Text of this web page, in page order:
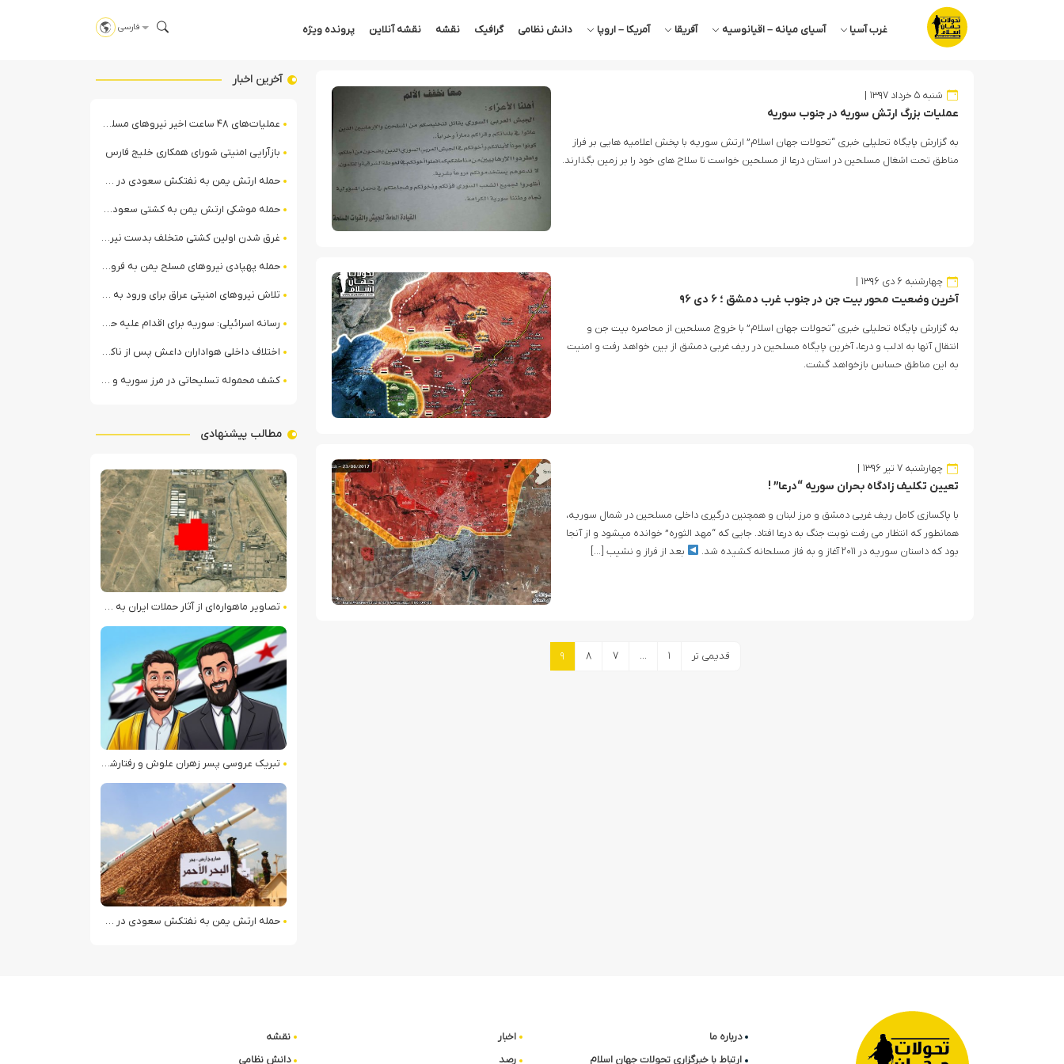
غرب آسیا آسیای میانه – اقیانوسیه آفریقا آمریکا – اروپا دانش نظامی گرافیک نقشه نقشه آنلاین پرونده ویژه فارسی
شنبه ۵ خرداد ۱۳۹۷
عملیات بزرگ ارتش سوریه در جنوب سوریه
به گزارش پایگاه تحلیلی خبری “تحولات جهان اسلام” ارتش سوریه با پخش اعلامیه هایی بر فراز
مناطق تحت اشغال مسلحین در استان درعا از مسلحین خواست تا سلاح های خود را بر زمین بگذارند.
چهارشنبه ۶ دی ۱۳۹۶
آخرین وضعیت محور بیت جن در جنوب غرب دمشق ؛ ۶ دی ۹۶
به گزارش پایگاه تحلیلی خبری “تحولات جهان اسلام” با خروج مسلحین از محاصره بیت جن و
انتقال آنها به ادلب و درعا، آخرین پایگاه مسلحین در ریف غربی دمشق از بین خواهد رفت و امنیت
به این مناطق حساس بازخواهد گشت.
چهارشنبه ۷ تیر ۱۳۹۶
تعیین تکلیف زادگاه بحران سوریه “درعا” !
با پاکسازی کامل ریف غربی دمشق و مرز لبنان و همچنین درگیری داخلی مسلحین در شمال سوریه،
همانطور که انتظار می رفت نوبت جنگ به درعا افتاد. جایی که “مهد الثوره” خوانده میشود و از آنجا
بود که داستان سوریه در ۲۰۱۱ آغاز و به فاز مسلحانه کشیده شد.
بعد از فراز و نشیب […]
قدیمی تر ۱ … ۷ ۸ ۹
آخرین اخبار
عملیات‌های ۴۸ ساعت اخیر نیروهای مسلح یمن علیه ائتلاف سعودی + ویدیو
بازآرایی امنیتی شورای همکاری خلیج فارس
حمله ارتش یمن به نفتکش سعودی در خلیج عدن
حمله موشکی ارتش یمن به کشتی سعودی در شمال دریای سرخ
غرق شدن اولین کشتی متخلف بدست نیروی دریایی ارتش یمن
حمله پهپادی نیروهای مسلح یمن به فرودگاه نجران
تلاش نیروهای امنیتی عراق برای ورود به مقر مقاومت در حومه بغداد
رسانه اسرائیلی: سوریه برای اقدام علیه حزب‌الله در لبنان آماده می‌شود!
اختلاف داخلی هواداران داعش پس از ناکامی عملیات انغماسی داعش در رقه
کشف محموله تسلیحاتی در مرز سوریه و عراق توسط نیروهای الجولانی
مطالب پیشنهادی
تصاویر ماهواره‌ای از آثار حملات ایران به کویت
تبریک عروسی پسر زهران علوش و رفتارشناسی الجولانی دربرابر سلفیان جهادی
حمله ارتش یمن به نفتکش سعودی در خلیج عدن
درباره ما
ارتباط با خبرگزاری تحولات جهان اسلام
اخبار
رصد
نقشه
دانش نظامی